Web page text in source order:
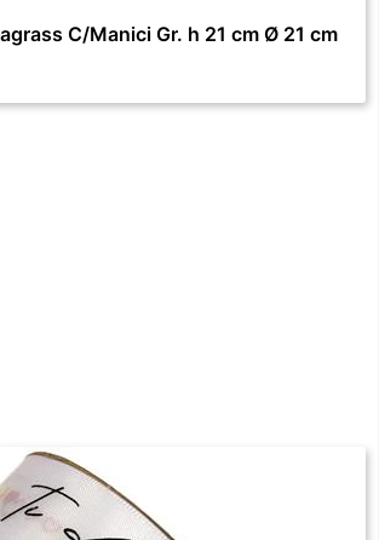
C/Manici Gr. h 21 cm Ø 21 cm